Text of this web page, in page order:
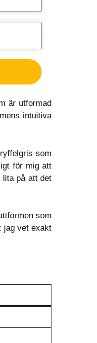
är utformad
intuitiva
som
för mig att
lita på att det
som
jag vet exakt